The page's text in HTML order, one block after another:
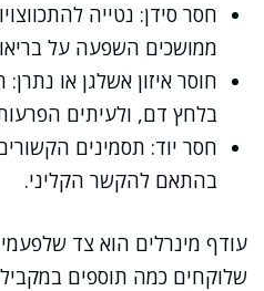
חסר סידן: נטייה
ממושכים השפעה על
חוסר איזון אשלגן או
בלחץ דם, ולעיתים
חסר יוד: תסמינים
בהתאם להקשר הקליני.
עודף מינרלים הוא צד
שלוקחים כמה תוספים במקביל,